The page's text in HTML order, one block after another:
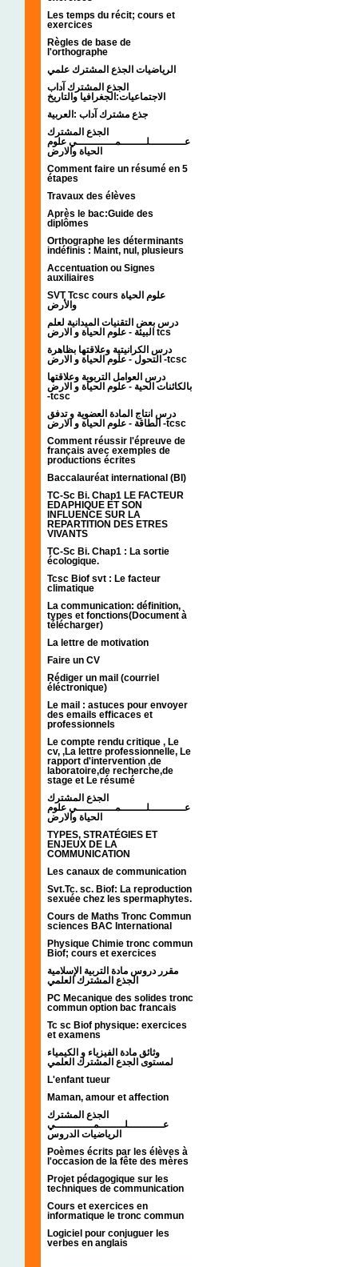
Les temps du récit; cours et
exercices
Règles de base de
l'orthographe
الرياضيات الجذع المشترك علمي
الجذع المشترك آداب
الاجتماعيات:الجغرافيا والتاريخ
جذع مشترك آداب :العربية
الجذع المشترك
عـــــــــــلــــــــمــــــــــــي علوم
الحياة والارض
Comment faire un résumé en 5
étapes
Travaux des élèves
Après le bac:Guide des
diplômes
Orthographe les déterminants
indéfinis : Maint, nul, plusieurs
Accentuation ou Signes
auxiliaires
SVT Tcsc cours علوم الحياة
والأرض
درس بعض التقنيات الميدانية لعلم
البيئة - علوم الحياة و الارض tcs
درس الكرانيتية وعلاقتها بظاهرة
التحول - علوم الحياة و الارض -tcsc
درس العوامل التربوية وعلاقتها
بالكائنات الحية - علوم الحياة و الارض
-tcsc
درس انتاج المادة العضوية و تدفق
الطاقة - علوم الحياة و الارض -tcsc
Comment réussir l'épreuve de
français avec exemples de
productions écrites
Baccalauréat international (BI)
TC-Sc Bi. Chap1 LE FACTEUR
EDAPHIQUE ET SON
INFLUENCE SUR LA
REPARTITION DES ETRES
VIVANTS
TC-Sc Bi. Chap1 : La sortie
écologique.
Tcsc Biof svt : Le facteur
climatique
La communication: définition,
types et fonctions(Document à
télécharger)
La lettre de motivation
Faire un CV
Rédiger un mail (courriel
éléctronique)
Le mail : astuces pour envoyer
des emails efficaces et
professionnels
Le compte rendu critique , Le
cv, ,La lettre professionnelle, Le
rapport d'intervention ,de
laboratoire,de recherche,de
stage et Le résumé
الجذع المشترك
عـــــــــــلــــــــمــــــــــــي علوم
الحياة والارض
TYPES, STRATÉGIES ET
ENJEUX DE LA
COMMUNICATION
Les canaux de communication
Svt.Tc. sc. Biof: La reproduction
sexuée chez les spermaphytes.
Cours de Maths Tronc Commun
sciences BAC International
Physique Chimie tronc commun
Biof; cours et exercices
مقرر دروس مادة التربية الإسلامية
الجذع المشترك العلمي
PC Mecanique des solides tronc
commun option bac francais
Tc sc Biof physique: exercices
et examens
وثائق مادة الفيزياء و الكيمياء
L'enfant tueur
Maman, amour et affection
الجذع المشترك
عـــــــــــلــــــــمــــــــــــي
الرياضيات الدروس
Poèmes écrits par les élèves à
l'occasion de la fête des mères
Projet pédagogique sur les
techniques de communication
Cours et exercices en
informatique le tronc commun
Logiciel pour conjuguer les
verbes en anglais